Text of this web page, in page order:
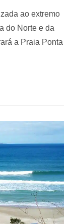
ao extremo
do Norte e da
a Praia Ponta